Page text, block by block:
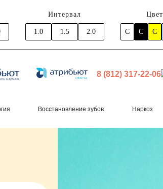
Интервал
1.0 1.5 2.0
Цвет
C C C
8 (812) 317-22-06
Восстановление зубов Наркоз